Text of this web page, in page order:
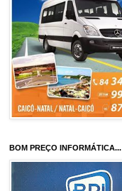
BOM PREÇO INFORMÁTICA...